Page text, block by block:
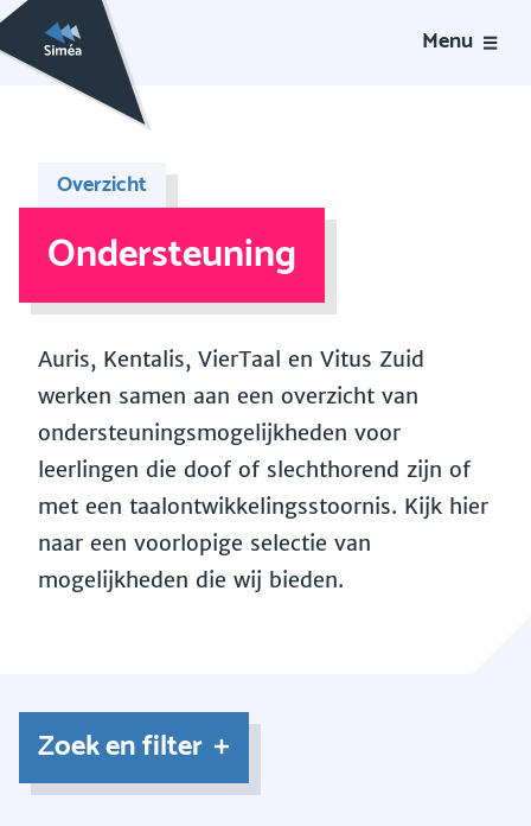
Menu
Overzicht
Ondersteuning
Auris, Kentalis, VierTaal en Vitus Zuid
werken samen aan een overzicht van
ondersteuningsmogelijkheden voor
leerlingen die doof of slechthorend zijn of
met een taalontwikkelingsstoornis. Kijk hier
naar een voorlopige selectie van
mogelijkheden die wij bieden.
Zoek en filter